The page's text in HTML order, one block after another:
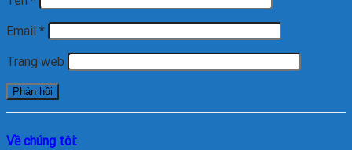
Email *
Trang web
Về chúng tôi: